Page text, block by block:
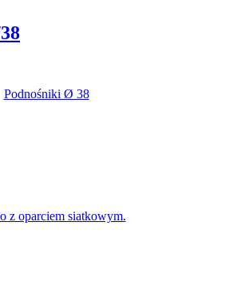
Podnośniki Ø 38
z oparciem siatkowym.